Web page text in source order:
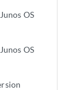
OS
OS